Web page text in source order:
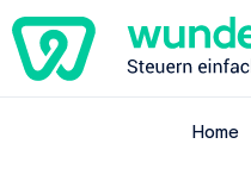
Home